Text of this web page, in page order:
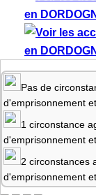
Pas de
d'emprisonnement
1 circonstance
d'emprisonnement
2 circonstances
d'emprisonnement